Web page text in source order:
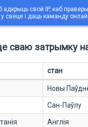
адкрыць свой IP, каб
свеце і даць каманду
сваю затрымку
стан
Новы
Сан-Паўлу
Англія